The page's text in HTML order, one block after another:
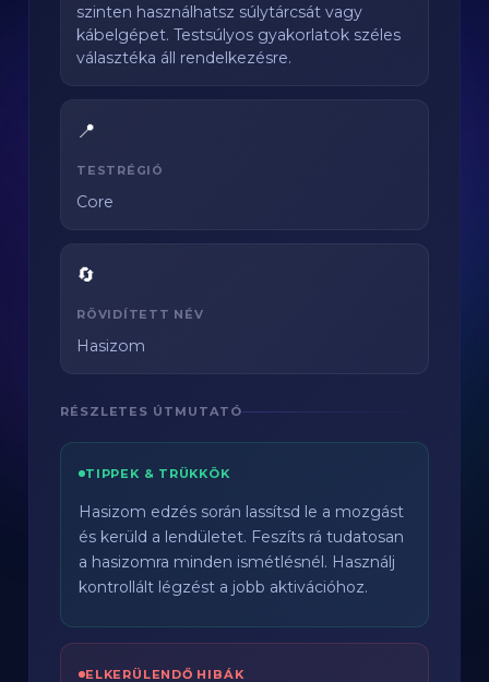
szinten használhatsz súlytárcsát vagy
kábelgépet. Testsúlyos gyakorlatok széles
választéka áll rendelkezésre.
📍
TESTRÉGIÓ
Core
🔄
RÖVIDÍTETT NÉV
Hasizom
RÉSZLETES ÚTMUTATÓ
TIPPEK & TRÜKKÖK
Hasizom edzés során lassítsd le a mozgást
és kerüld a lendületet. Feszíts rá tudatosan
a hasizomra minden ismétlésnél. Használj
kontrollált légzést a jobb aktivációhoz.
ELKERÜLENDŐ HIBÁK